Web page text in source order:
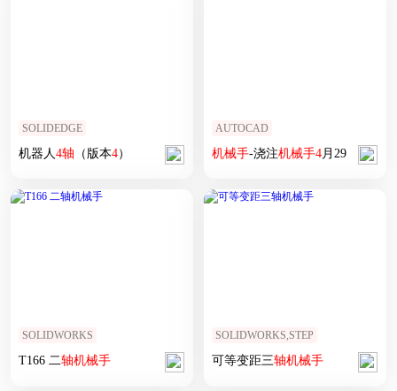
SOLIDEDGE
机器人4轴 （版本4）
AUTOCAD
机械手-浇注机械手4月29
SOLIDWORKS
T166 二轴机械手
SOLIDWORKS,STEP
可等变距三轴机械手